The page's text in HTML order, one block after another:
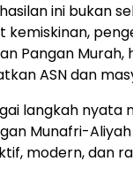
ini bukan
kemiskinan,
Pangan
ASN dan
langkah nyata
Munafri-
modern, dan